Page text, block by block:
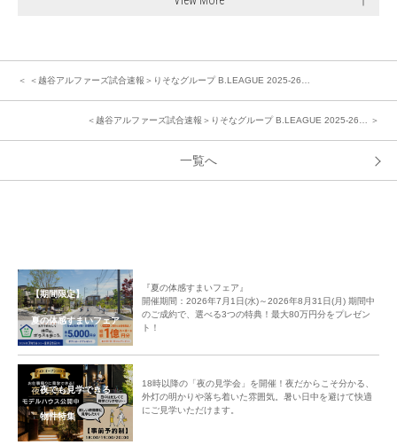
＜ ＜越谷アルファーズ試合速報＞りそなグループ B.LEAGUE 2025-26…
＜越谷アルファーズ試合速報＞りそなグループ B.LEAGUE 2025-26… ＞
一覧へ
【期間限定】
夏の体感すまいフェア
『夏の体感すまいフェア』
開催期間：2026年7月1日(水)～2026年8月31日(月) 期間中
のご成約で、選べる3つの特典！最大80万円分をプレゼン
ト！
夜でも見学できる
物件特集
18時以降の「夜の見学会」を開催！夜だからこそ分かる、
外灯の明かりや落ち着いた雰囲気。暑い日中を避けて快適
にご見学いただけます。